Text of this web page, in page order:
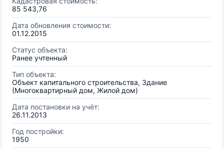
85 543,76
Дата обновления стоимости:
01.12.2015
Статус объекта:
Ранее учтенный
Тип объекта:
Объект капитального строительства, Здание
(Многоквартирный дом, Жилой дом)
Дата постановки на учёт:
26.11.2013
Год постройки:
1950